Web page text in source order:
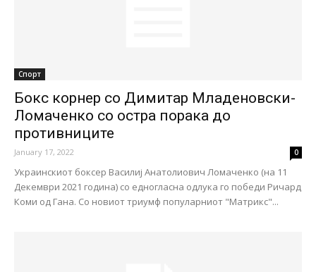
Спорт
Бокс корнер со Димитар Младеновски-
Ломаченко со остра порака до
противниците
January 17, 2022 0
Украинскиот боксер Василиј Анатолиович Ломаченко (на 11
Декември 2021 година) со едногласна одлука го победи Ричард
Коми од Гана. Со новиот триумф популарниот "Матрикс"...